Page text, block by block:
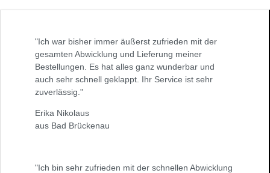
"Ich war bisher immer äußerst zufrieden mit der
gesamten Abwicklung und Lieferung meiner
Bestellungen. Es hat alles ganz wunderbar und
auch sehr schnell geklappt. Ihr Service ist sehr
zuverlässig."
Erika Nikolaus
aus Bad Brückenau
"Ich bin sehr zufrieden mit der schnellen Abwicklung